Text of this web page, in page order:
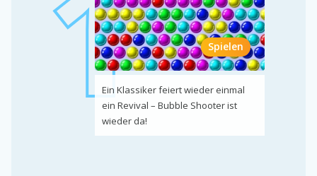
Spielen
Ein Klassiker feiert wieder einmal
ein Revival – Bubble Shooter ist
wieder da!